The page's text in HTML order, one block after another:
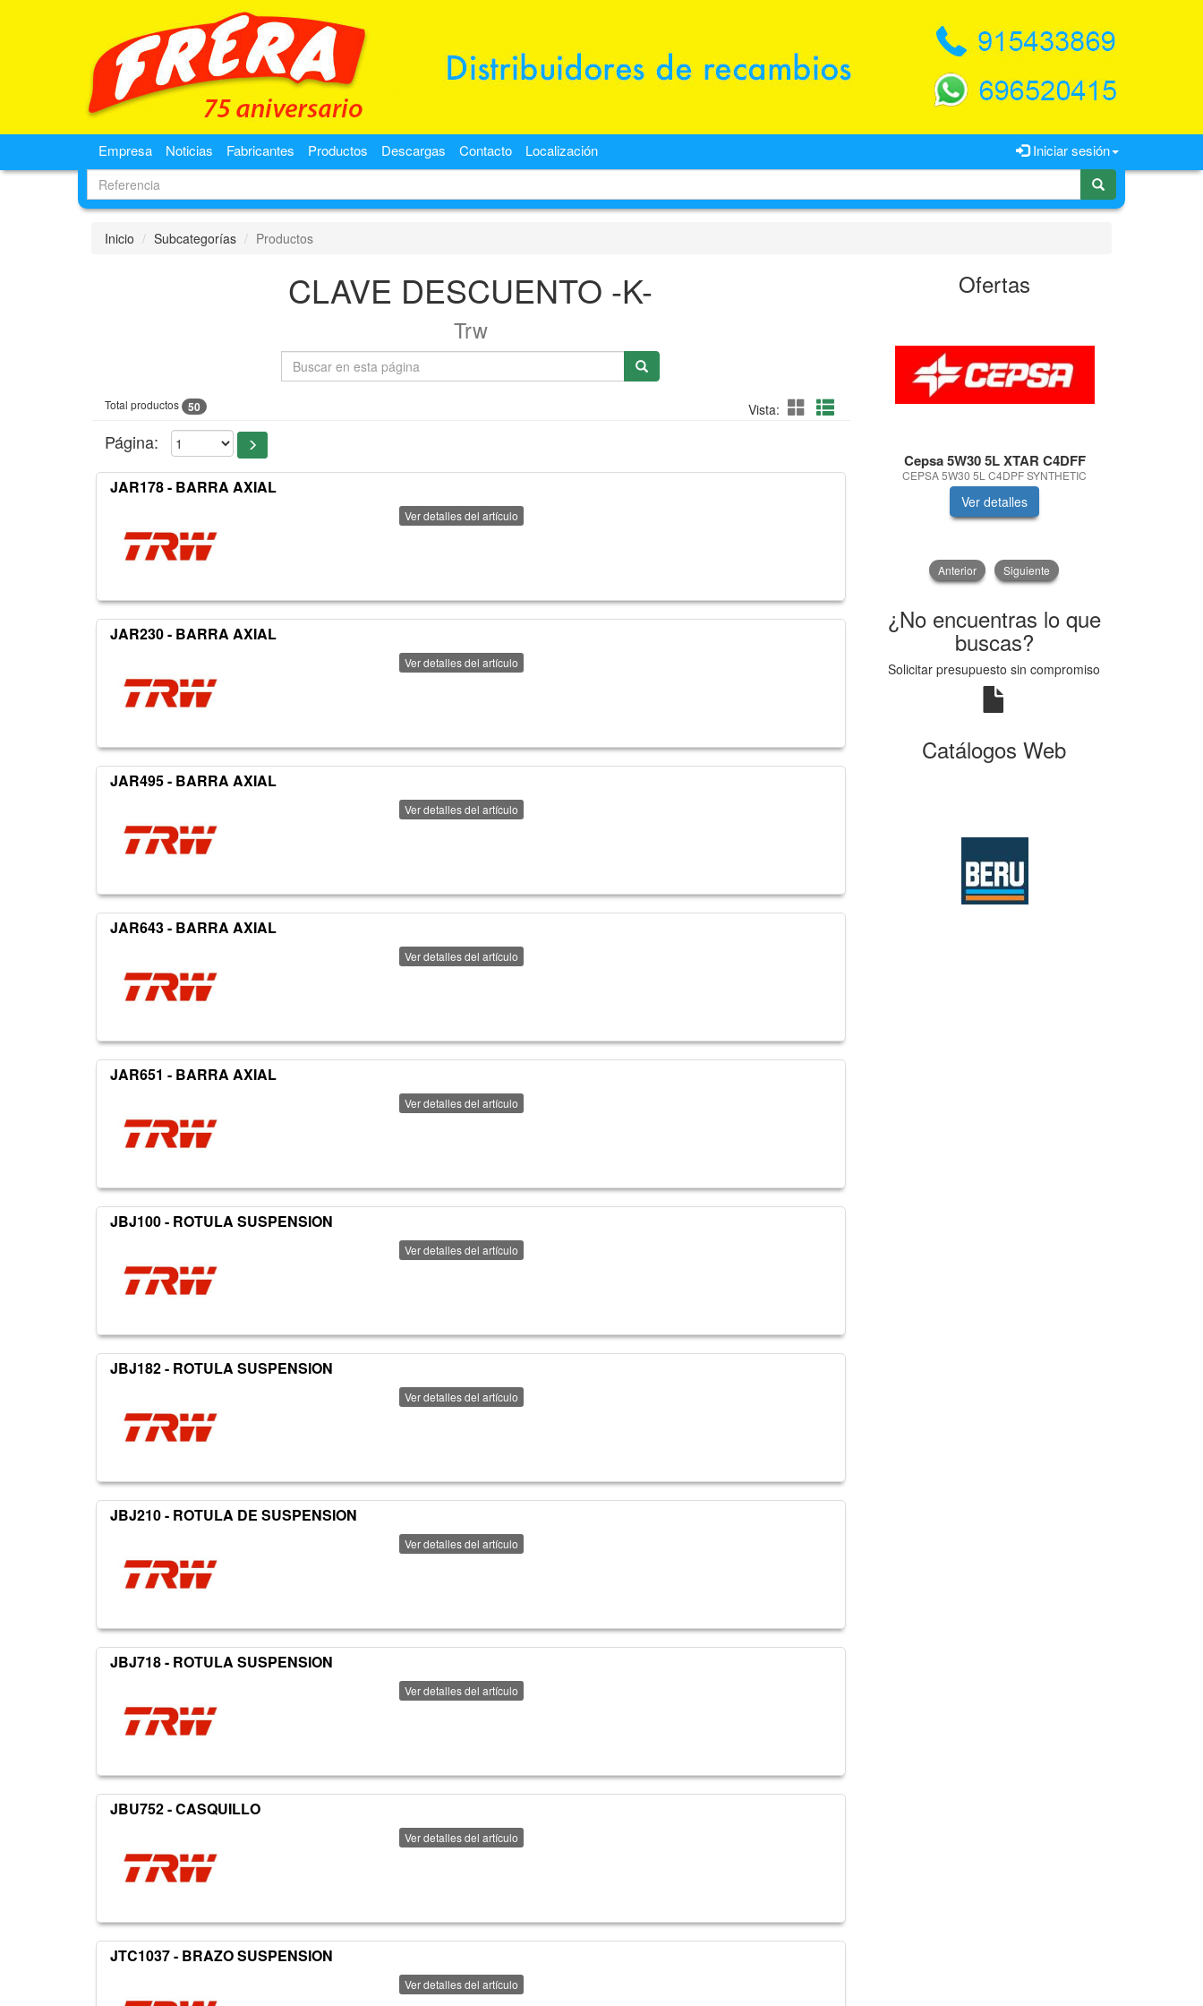
Iniciar sesión
Empresa Noticias Fabricantes Productos Descargas Contacto Localización
Inicio Subcategorías Productos
CLAVE DESCUENTO -K-
Trw
Total productos 50 Vista:
Página:
JAR178 - BARRA AXIAL
Ver detalles del artículo
JAR230 - BARRA AXIAL
Ver detalles del artículo
JAR495 - BARRA AXIAL
Ver detalles del artículo
JAR643 - BARRA AXIAL
Ver detalles del artículo
JAR651 - BARRA AXIAL
Ver detalles del artículo
JBJ100 - ROTULA SUSPENSION
Ver detalles del artículo
JBJ182 - ROTULA SUSPENSION
Ver detalles del artículo
JBJ210 - ROTULA DE SUSPENSION
Ver detalles del artículo
JBJ718 - ROTULA SUSPENSION
Ver detalles del artículo
JBU752 - CASQUILLO
Ver detalles del artículo
JTC1037 - BRAZO SUSPENSION
Ver detalles del artículo
Ofertas
Cepsa 5W30 5L XTAR C4DFF
CEPSA 5W30 5L C4DPF SYNTHETIC
Ver detalles
Anterior Siguiente
¿No encuentras lo que
buscas?
Solicitar presupuesto sin compromiso
Catálogos Web